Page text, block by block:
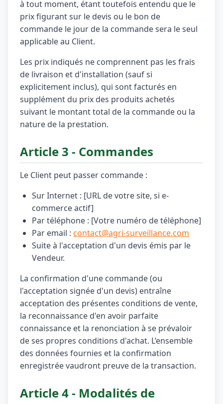
à tout moment, étant toutefois entendu que le
prix figurant sur le devis ou le bon de
commande le jour de la commande sera le seul
applicable au Client.
Les prix indiqués ne comprennent pas les frais
de livraison et d'installation (sauf si
explicitement inclus), qui sont facturés en
supplément du prix des produits achetés
suivant le montant total de la commande ou la
nature de la prestation.
Article 3 - Commandes
Le Client peut passer commande :
Sur Internet : [URL de votre site, si e-
commerce actif]
Par téléphone : [Votre numéro de téléphone]
Par email : contact@agri-surveillance.com
Suite à l'acceptation d'un devis émis par le
Vendeur.
La confirmation d'une commande (ou
l'acceptation signée d'un devis) entraîne
acceptation des présentes conditions de vente,
la reconnaissance d'en avoir parfaite
connaissance et la renonciation à se prévaloir
de ses propres conditions d'achat. L’ensemble
des données fournies et la confirmation
enregistrée vaudront preuve de la transaction.
Article 4 - Modalités de